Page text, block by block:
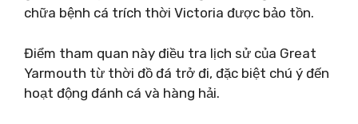
chữa bệnh cá trích thời Victoria được bảo tồn.
Điểm tham quan này điều tra lịch sử của Great
Yarmouth từ thời đồ đá trở đi, đặc biệt chú ý đến
hoạt động đánh cá và hàng hải.